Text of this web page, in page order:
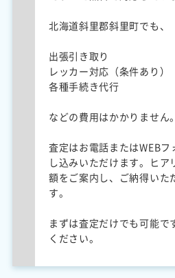
北海道斜里郡斜里町でも、
出張引き取り
レッカー対応（条件あり）
各種手続き代行
などの費用はかかりません。
査定はお電話またはWEB
し込みいただけます。ヒア
額をご案内し、ご納得いた
す。
まずは査定だけでも可能で
ください。